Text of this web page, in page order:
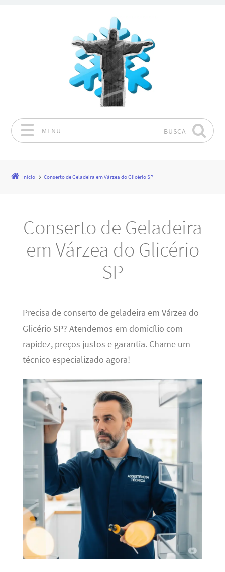
MENU BUSCA
Início Conserto de Geladeira em Várzea do Glicério SP
Conserto de Geladeira
em Várzea do Glicério
SP
Precisa de conserto de geladeira em Várzea do
Glicério SP? Atendemos em domicílio com
rapidez, preços justos e garantia. Chame um
técnico especializado agora!